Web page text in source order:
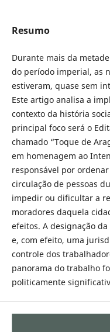
Resumo
Durante mais da
do período imperial, as
estiveram, quase sem
Este artigo analisa a
contexto da história
principal foco será o
chamado “Toque de
em homenagem ao
responsável por
circulação de pessoas
impedir ou dificultar a
moradores daquela
efeitos. A designação
e, com efeito, uma
controle dos
panorama do trabalho
politicamente